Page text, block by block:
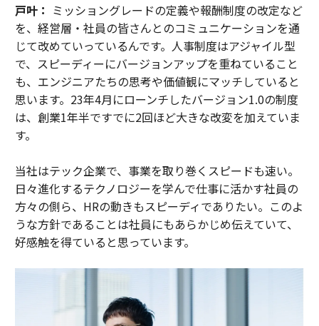
戸叶： ミッショングレードの定義や報酬制度の改定など
を、経営層・社員の皆さんとのコミュニケーションを通
じて改めていっているんです。人事制度はアジャイル型
で、スピーディーにバージョンアップを重ねていること
も、エンジニアたちの思考や価値観にマッチしていると
思います。23年4月にローンチしたバージョン1.0の制度
は、創業1年半ですでに2回ほど大きな改変を加えていま
す。
当社はテック企業で、事業を取り巻くスピードも速い。
日々進化するテクノロジーを学んで仕事に活かす社員の
方々の側ら、HRの動きもスピーディでありたい。このよ
うな方針であることは社員にもあらかじめ伝えていて、
好感触を得ていると思っています。